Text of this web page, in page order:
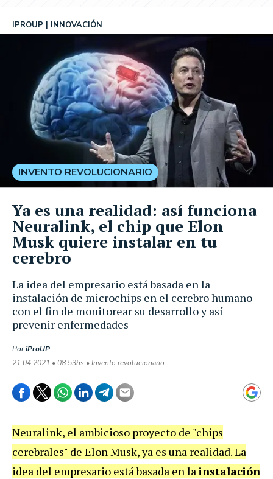
La idea del empresario está basada en la
instalación de microchips en el cerebro humano
con el fin de monitorear su desarrollo y así
prevenir enfermedades
IPROUP INNOVACIÓN
PoriProUP
21.04.2021 • 08:53hs • Invento revolucionario
INVENTO REVOLUCIONARIO
Ya es una realidad: así funciona
Neuralink, el chip que Elon
Musk quiere instalar en tu
cerebro
Neuralink, el ambicioso proyecto de "chips
cerebrales" de Elon Musk, ya es una realidad. La
idea del empresario está basada en lainstalación